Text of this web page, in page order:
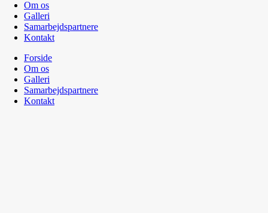
Om os
Galleri
Samarbejdspartnere
Kontakt
Forside
Om os
Galleri
Samarbejdspartnere
Kontakt